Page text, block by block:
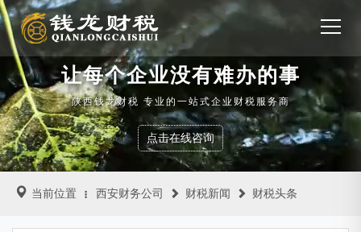
让每个企业没有难办的事
陕西钱龙财税 专业的一站式企业财税服务商
点击在线咨询
当前位置 西安财务公司 财税新闻 财税头条